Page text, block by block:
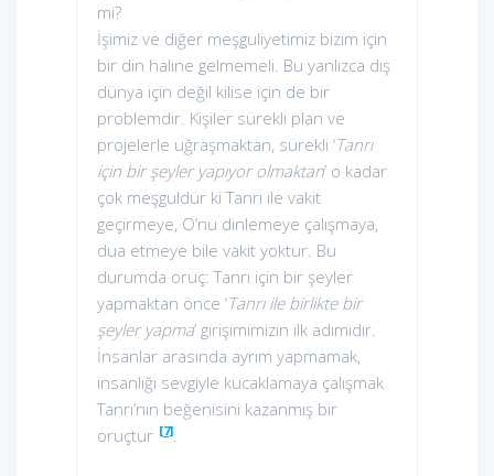
mi?
İşimiz ve diğer meşguliyetimiz bizim için
bir din haline gelmemeli. Bu yanlızca dış
dünya için değil kilise için de bir
problemdir. Kişiler sürekli plan ve
projelerle uğraşmaktan, sürekli ‘Tanrı
için bir şeyler yapıyor olmaktan’ o kadar
çok meşguldür ki Tanrı ile vakit
geçirmeye, O’nu dinlemeye çalışmaya,
dua etmeye bile vakit yoktur. Bu
durumda oruç: Tanrı için bir şeyler
yapmaktan önce ‘Tanrı ile birlikte bir
şeyler yapma’ girişimimizin ilk adımıdır.
İnsanlar arasında ayrım yapmamak,
insanlığı sevgiyle kucaklamaya çalışmak
Tanrı’nın beğenisini kazanmış bir
oruçtur [7].